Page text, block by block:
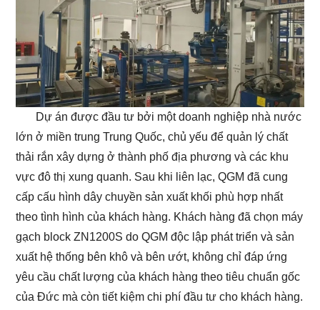
Dự án được đầu tư bởi một doanh nghiệp nhà nước
lớn ở miền trung Trung Quốc, chủ yếu để quản lý chất
thải rắn xây dựng ở thành phố địa phương và các khu
vực đô thị xung quanh. Sau khi liên lạc, QGM đã cung
cấp cấu hình dây chuyền sản xuất khối phù hợp nhất
theo tình hình của khách hàng. Khách hàng đã chọn máy
gạch block ZN1200S do QGM độc lập phát triển và sản
xuất hệ thống bên khô và bên ướt, không chỉ đáp ứng
yêu cầu chất lượng của khách hàng theo tiêu chuẩn gốc
của Đức mà còn tiết kiệm chi phí đầu tư cho khách hàng.